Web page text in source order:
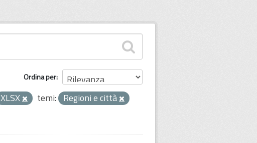
Ordina per
XLSX temi: Regioni e città